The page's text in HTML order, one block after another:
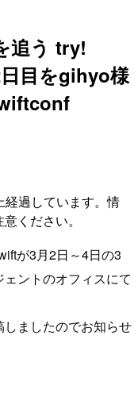
追う try!
目をgihyo様
経過しています。情
ください。
が3月2日～4日の3
ントのオフィスにて
ましたのでお知らせ